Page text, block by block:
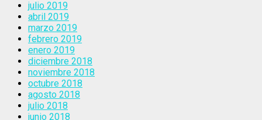
julio 2019
abril 2019
marzo 2019
febrero 2019
enero 2019
diciembre 2018
noviembre 2018
octubre 2018
agosto 2018
julio 2018
junio 2018